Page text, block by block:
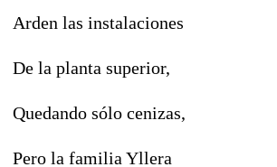
Arden las instalaciones
De la planta superior,
Quedando sólo cenizas,
Pero la familia Yllera